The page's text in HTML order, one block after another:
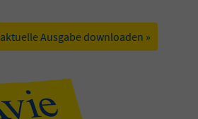
aktuelle Ausgabe downloaden »